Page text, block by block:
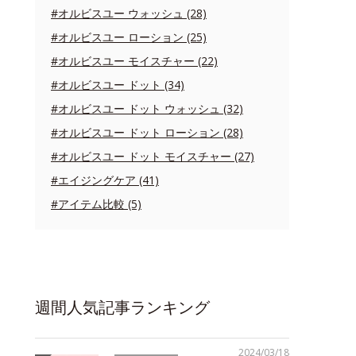
#オルビスユー ウォッシュ (28)
#オルビスユー ローション (25)
#オルビスユー モイスチャー (22)
#オルビスユー ドット (34)
#オルビスユー ドット ウォッシュ (32)
#オルビスユー ドット ローション (28)
#オルビスユー ドット モイスチャー (27)
#エイジングケア (41)
#アイテム比較 (5)
週間人気記事ランキング
2024/03/18